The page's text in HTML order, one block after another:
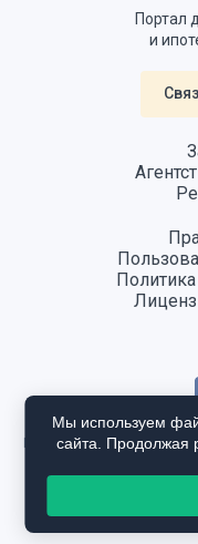
Портал
и
Информация,
и предоставляется в
подробной информации
Мы используем
сайта. Продолжая